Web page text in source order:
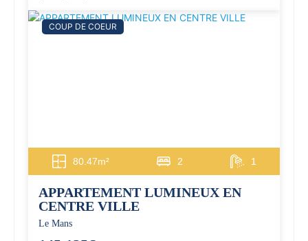
COUP DE COEUR
80.47m² 2 1
APPARTEMENT LUMINEUX EN
CENTRE VILLE
Le Mans